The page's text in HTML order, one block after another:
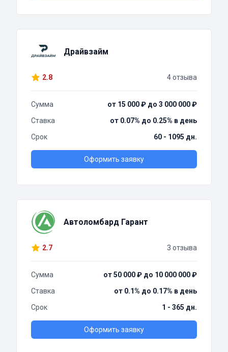
Драйвзайм
2.8 4 отзыва
Сумма
от 15 000 ₽ до 3 000 000 ₽
Ставка
от 0.07% до 0.25% в день
Срок
60 - 1095 дн.
Оформить заявку
Автоломбард Гарант
2.7 3 отзыва
Сумма
от 50 000 ₽ до 10 000 000 ₽
Ставка
от 0.1% до 0.17% в день
Срок
1 - 365 дн.
Оформить заявку